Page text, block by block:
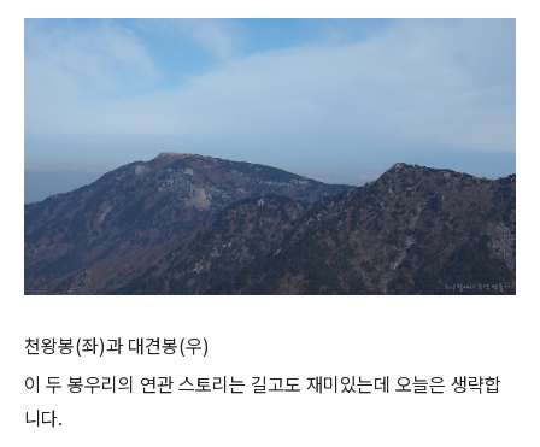
천왕봉(좌)과 대견봉(우)
이 두 봉우리의 연관 스토리는 길고도 재미있는데 오늘은 생략합
니다.